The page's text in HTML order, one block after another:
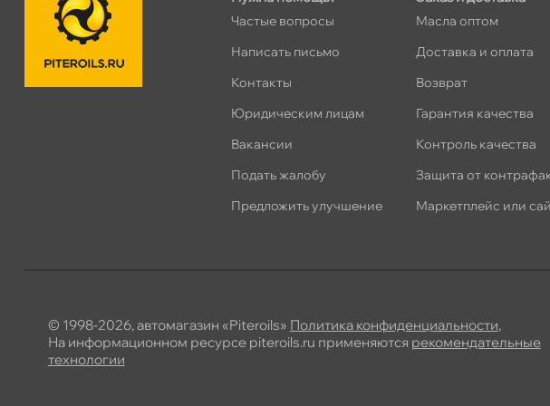
Хасанская 17к1 (Лента)
Частые вопросы
Написать письмо
Контакты
Юридическим лицам
акансии
Подать жалобу
Предложить улучшение
Масла оптом
Доставка и оплата
озврат
Гарантия качества
Контроль качества
Защита от
Маркетплейс или
© 1998-2026, автомагазин «Piteroils» Политика конфиденциальности,
На информационном ресурсе piteroils.ru применяются рекомендательные
технологии